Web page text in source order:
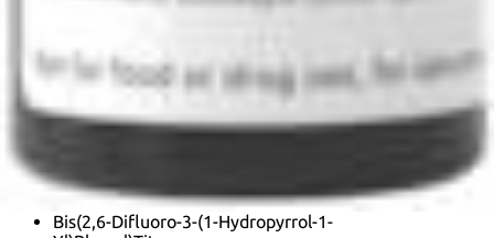
[CH]2[CH-]3[CH]4=[CH]5%10)([CH-]%11[CH]6=[CH]7[CH]8=
[CH]9%11)
[C-
Sinónimos:
Bis(.eta.5-2,4-cylcopentadien-1-yl)-bis(2,6-difluoro-3-
(1H-pyrrol-1-yl)-phenyl) titanium
Bis(2,6-Difluoro-3-(1-Hydropyrrol-1-